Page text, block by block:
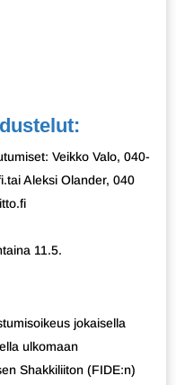
Veikko Valo, 040-
Aleksi Olander, 040
11.5.
jokaisella
ulkomaan
Shakkiliiton (FIDE:n)